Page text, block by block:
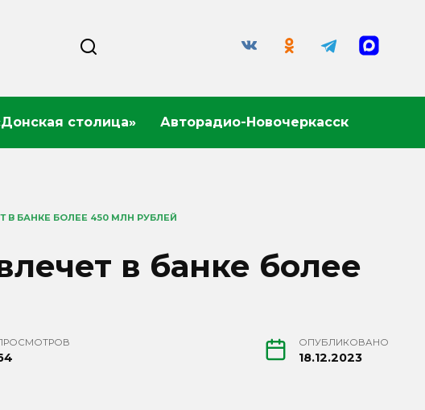
столица» Авторадио-Новочеркасск
В БАНКЕ БОЛЕЕ 450 МЛН РУБЛЕЙ
в банке более
ОПУБЛИКОВАНО
18.12.2023